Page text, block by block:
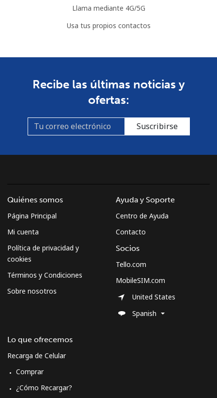
Llama mediante 4G/5G
Usa tus propios contactos
Recibe las últimas noticias y
ofertas:
Suscribirse
Quiénes somos
Página Principal
Mi cuenta
Política de privacidad y
cookies
Términos y Condiciones
Sobre nosotros
Lo que ofrecemos
Recarga de Celular
Comprar
¿Cómo Recargar?
Ayuda y Soporte
Centro de Ayuda
Contacto
Socios
Tello.com
MobileSIM.com
United States
Spanish